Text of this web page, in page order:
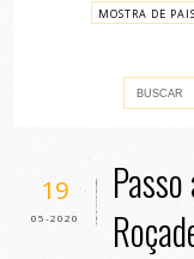
MOSTRA DE
19
05-2020